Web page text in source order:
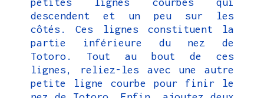
descendent et un peu sur les
côtés. Ces lignes constituent la
partie inférieure du nez de
Totoro. Tout au bout de ces
lignes, reliez-les avec une autre
petite ligne courbe pour finir le